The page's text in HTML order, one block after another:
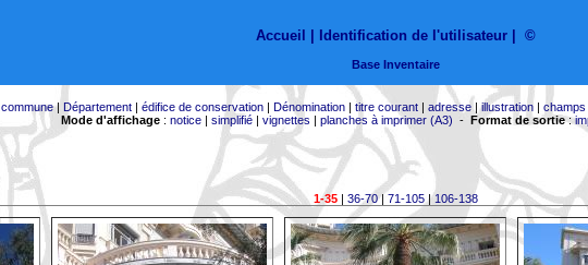
Accueil | Identification de l'utilisateur ©
Base Inventaire
commune| Département| édifice de conservation| Dénomination| titre courant| adresse|illustration| champs
Mode d'affichage: notice| simplifié| vignettes | planches à imprimer (A3) - Format de sortie:
1-35| 36-70| 71-105|106-138